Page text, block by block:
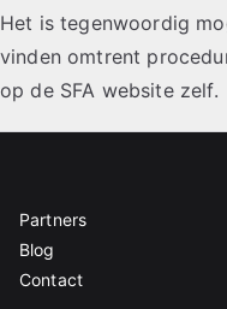
Het is tegenwoordig
vinden omtrent
op de SFA website zelf.
Partners
Blog
Contact